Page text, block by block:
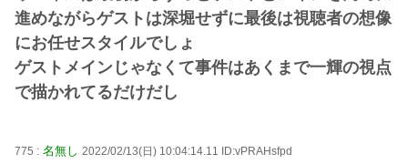
進めながらゲストは深堀せずに最後は視聴者の想像
にお任せスタイルでしょ
ゲストメインじゃなくて事件はあくまで一輝の視点
で描かれてるだけだし
775 : 名無し 2022/02/13(日) 10:04:14.11 ID:vPRAHsfpd